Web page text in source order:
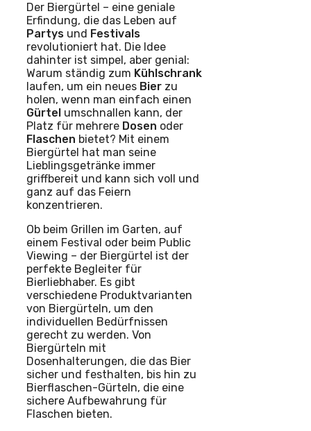
Der Biergürtel – eine geniale
Erfindung, die das Leben auf
Partys und Festivals
revolutioniert hat. Die Idee
dahinter ist simpel, aber genial:
Warum ständig zum Kühlschrank
laufen, um ein neues Bier zu
holen, wenn man einfach einen
Gürtel umschnallen kann, der
Platz für mehrere Dosen oder
Flaschen bietet? Mit einem
Biergürtel hat man seine
Lieblingsgetränke immer
griffbereit und kann sich voll und
ganz auf das Feiern
konzentrieren.
Ob beim Grillen im Garten, auf
einem Festival oder beim Public
Viewing – der Biergürtel ist der
perfekte Begleiter für
Bierliebhaber. Es gibt
verschiedene Produktvarianten
von Biergürteln, um den
individuellen Bedürfnissen
gerecht zu werden. Von
Biergürteln mit
Dosenhalterungen, die das Bier
sicher und festhalten, bis hin zu
Bierflaschen-Gürteln, die eine
sichere Aufbewahrung für
Flaschen bieten.